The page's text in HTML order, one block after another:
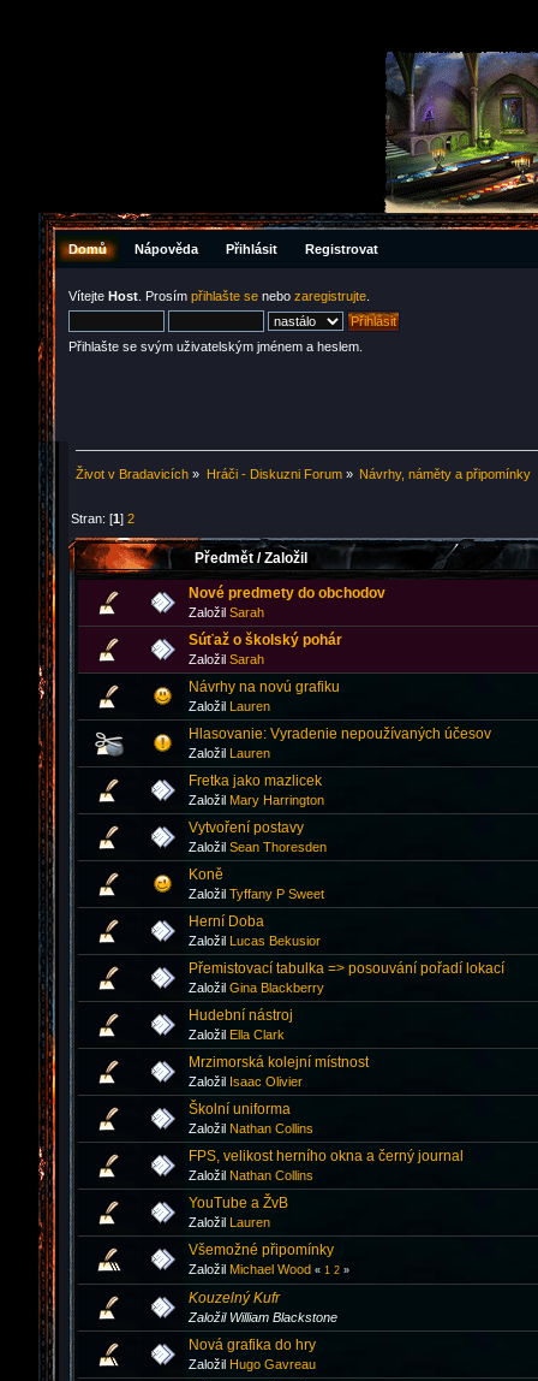
Domů Nápověda Přihlásit Registrovat
Vítejte Host . Prosím přihlašte se nebo zaregistrujte
Přihlašte se svým uživatelským jménem a heslem.
Život v Bradavicích » Hráči - Diskuzni Forum» Návrhy, náměty a připomínky
Stran: [1]2
Předmět /Založil
Nové predmety do obchodov
Založil Sarah
Súťaž o školský pohár
Založil Sarah
Návrhy na novú grafiku
Založil Lauren
Hlasovanie: Vyradenie nepoužívaných účesov
Založil Lauren
Fretka jako mazlicek
Založil Mary Harrington
Vytvoření postavy
Založil Sean Thoresden
Koně
Založil Tyffany P Sweet
Herní Doba
Založil Lucas Bekusior
Přemistovací tabulka => posouvání pořadí lokací
Založil Gina Blackberry
Hudební nástroj
Založil Ella Clark
Mrzimorská kolejní místnost
Založil Isaac Olivier
Školní uniforma
Založil Nathan Collins
FPS, velikost herního okna a černý journal
Založil Nathan Collins
YouTube a ŽvB
Založil Lauren
Všemožné připomínky
Založil Michael Wood « 1 2 »
Kouzelný Kufr
Založil William Blackstone
Nová grafika do hry
Založil Hugo Gavreau